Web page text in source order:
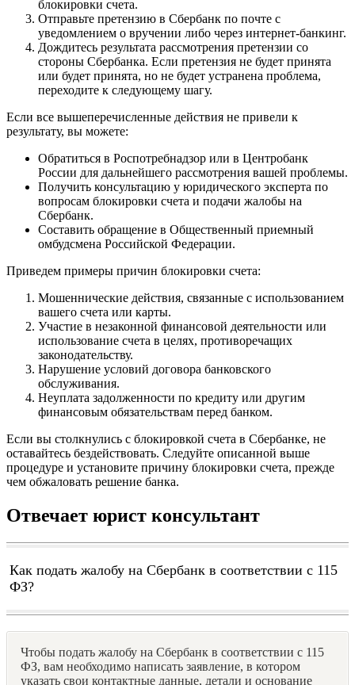
блокировки счета.
Отправьте претензию в Сбербанк по почте с
уведомлением о вручении либо через интернет-банкинг.
Дождитесь результата рассмотрения претензии со
стороны Сбербанка. Если претензия не будет принята
или будет принята, но не будет устранена проблема,
переходите к следующему шагу.
Если все вышеперечисленные действия не привели к
результату, вы можете:
Обратиться в Роспотребнадзор или в Центробанк
России для дальнейшего рассмотрения вашей проблемы.
Получить консультацию у юридического эксперта по
вопросам блокировки счета и подачи жалобы на
Сбербанк.
Составить обращение в Общественный приемный
омбудсмена Российской Федерации.
Приведем примеры причин блокировки счета:
Мошеннические действия, связанные с использованием
вашего счета или карты.
Участие в незаконной финансовой деятельности или
использование счета в целях, противоречащих
законодательству.
Нарушение условий договора банковского
обслуживания.
Неуплата задолженности по кредиту или другим
финансовым обязательствам перед банком.
Если вы столкнулись с блокировкой счета в Сбербанке, не
оставайтесь бездействовать. Следуйте описанной выше
процедуре и установите причину блокировки счета, прежде
чем обжаловать решение банка.
Отвечает юрист консультант
Как подать жалобу на Сбербанк в соответствии с 115
ФЗ?
Чтобы подать жалобу на Сбербанк в соответствии с 115
ФЗ, вам необходимо написать заявление, в котором
указать свои контактные данные, детали и основание